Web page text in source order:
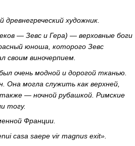
художник.
— Зевс и Гера) — верховные боги
юноша, которого Зевс
своим виночерпием.
очень модной и дорогой тканью.
Она могла служить как верхней,
— ночной рубашкой. Римские
тогу.
Франции.
casa saepe vir magnus exit».